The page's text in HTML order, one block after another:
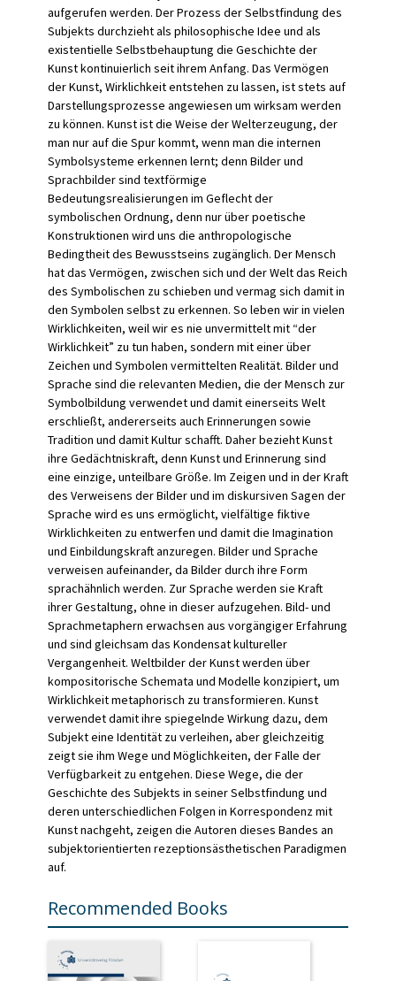
aufgerufen werden. Der Prozess der Selbstfindung des
Subjekts durchzieht als philosophische Idee und als
existentielle Selbstbehauptung die Geschichte der
Kunst kontinuierlich seit ihrem Anfang. Das Vermögen
der Kunst, Wirklichkeit entstehen zu lassen, ist stets auf
Darstellungsprozesse angewiesen um wirksam werden
zu können. Kunst ist die Weise der Welterzeugung, der
man nur auf die Spur kommt, wenn man die internen
Symbolsysteme erkennen lernt; denn Bilder und
Sprachbilder sind textförmige
Bedeutungsrealisierungen im Geflecht der
symbolischen Ordnung, denn nur über poetische
Konstruktionen wird uns die anthropologische
Bedingtheit des Bewusstseins zugänglich. Der Mensch
hat das Vermögen, zwischen sich und der Welt das Reich
des Symbolischen zu schieben und vermag sich damit in
den Symbolen selbst zu erkennen. So leben wir in vielen
Wirklichkeiten, weil wir es nie unvermittelt mit “der
Wirklichkeit” zu tun haben, sondern mit einer über
Zeichen und Symbolen vermittelten Realität. Bilder und
Sprache sind die relevanten Medien, die der Mensch zur
Symbolbildung verwendet und damit einerseits Welt
erschließt, andererseits auch Erinnerungen sowie
Tradition und damit Kultur schafft. Daher bezieht Kunst
ihre Gedächtniskraft, denn Kunst und Erinnerung sind
eine einzige, unteilbare Größe. Im Zeigen und in der Kraft
des Verweisens der Bilder und im diskursiven Sagen der
Sprache wird es uns ermöglicht, vielfältige fiktive
Wirklichkeiten zu entwerfen und damit die Imagination
und Einbildungskraft anzuregen. Bilder und Sprache
verweisen aufeinander, da Bilder durch ihre Form
sprachähnlich werden. Zur Sprache werden sie Kraft
ihrer Gestaltung, ohne in dieser aufzugehen. Bild- und
Sprachmetaphern erwachsen aus vorgängiger Erfahrung
und sind gleichsam das Kondensat kultureller
Vergangenheit. Weltbilder der Kunst werden über
kompositorische Schemata und Modelle konzipiert, um
Wirklichkeit metaphorisch zu transformieren. Kunst
verwendet damit ihre spiegelnde Wirkung dazu, dem
Subjekt eine Identität zu verleihen, aber gleichzeitig
zeigt sie ihm Wege und Möglichkeiten, der Falle der
Verfügbarkeit zu entgehen. Diese Wege, die der
Geschichte des Subjekts in seiner Selbstfindung und
deren unterschiedlichen Folgen in Korrespondenz mit
Kunst nachgeht, zeigen die Autoren dieses Bandes an
subjektorientierten rezeptionsästhetischen Paradigmen
auf.
Recommended Books